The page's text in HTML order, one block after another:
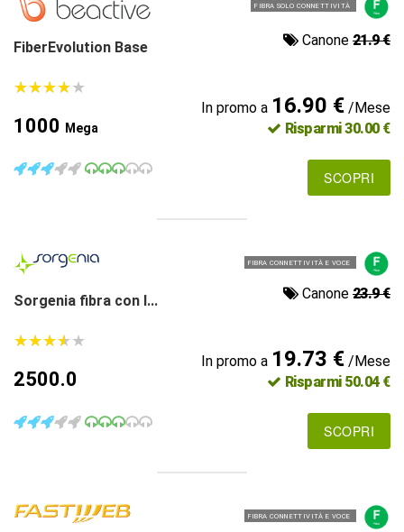
FIBRA SOLO CONNETTIVITÀ
FiberEvolution Base Canone 21.9 €
★★★★★
★★★★★
1000 Mega
In promo a 16.90 €/Mese
Risparmi 30.00 €
SCOPRI
FIBRA CONNETTIVITÀ E VOCE
Sorgenia fibra con l... Canone 23.9 €
★★★★★
★★★★★
2500.0
In promo a 19.73 €/Mese
Risparmi 50.04 €
SCOPRI
FIBRA CONNETTIVITÀ E VOCE